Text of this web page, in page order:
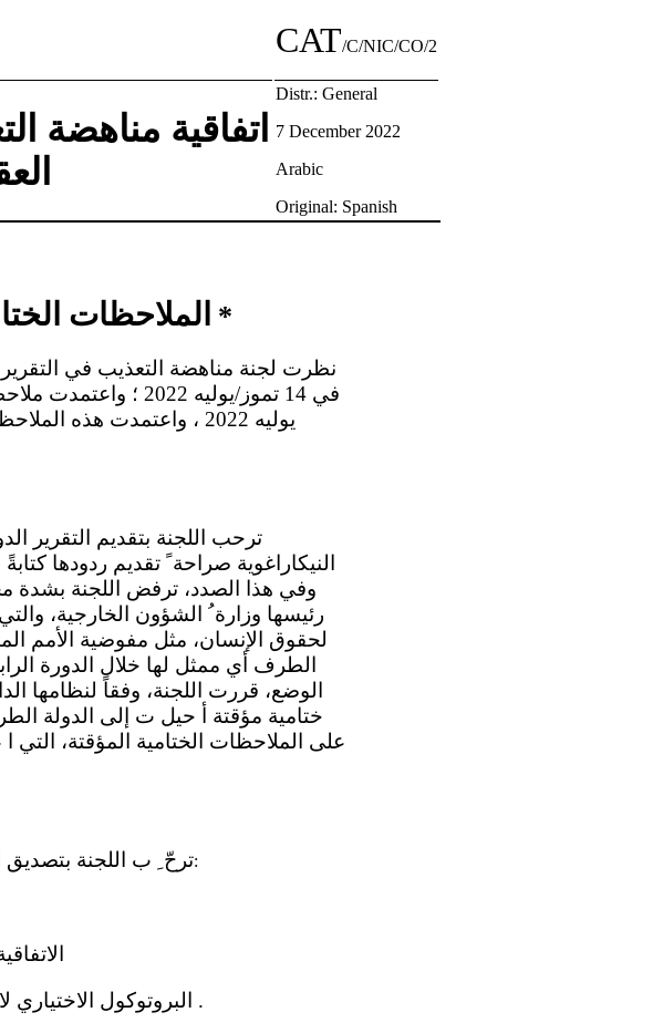
CAT/C/NIC/CO/2
اتفاقية مناهضة
Distr.: General
7 December 2022
Arabic
Original: Spanish
الملاحظات *
رئيسها وزارة ُ الشؤون الخارجية،
لحقوق الإنسان، مثل مفوضية الأمم
الطرف أي ممثل لها خلال الدورة
الوضع، قررت اللجنة، وفقاً لنظامها
ختامية مؤقتة أ حيل ت إلى الدولة
على الملاحظات الختامية المؤقتة، التي
3 - ترحّ ِ ب اللجنة:
(ب)
(ج) البروتوكول الاختياري لاتفاقية حقوق الأشخاص ذوي الإعاقة، في شباط/فبراير 2010 .